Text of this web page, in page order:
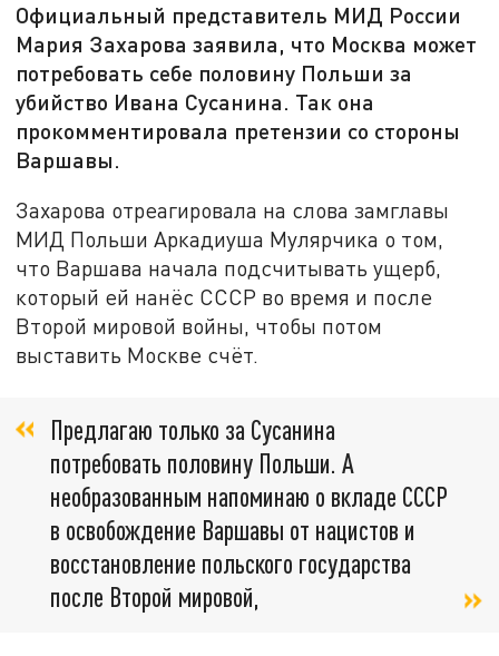
Официальный представитель МИД России
Мария Захарова заявила, что Москва может
потребовать себе половину Польши за
убийство Ивана Сусанина. Так она
прокомментировала претензии со стороны
Варшавы.
Захарова отреагировала на слова замглавы
МИД Польши Аркадиуша Мулярчика о том,
что Варшава начала подсчитывать ущерб,
который ей нанёс СССР во время и после
Второй мировой войны, чтобы потом
выставить Москве счёт.
Предлагаю только за Сусанина
потребовать половину Польши. А
необразованным напоминаю о вкладе СССР
в освобождение Варшавы от нацистов и
восстановление польского государства
после Второй мировой,